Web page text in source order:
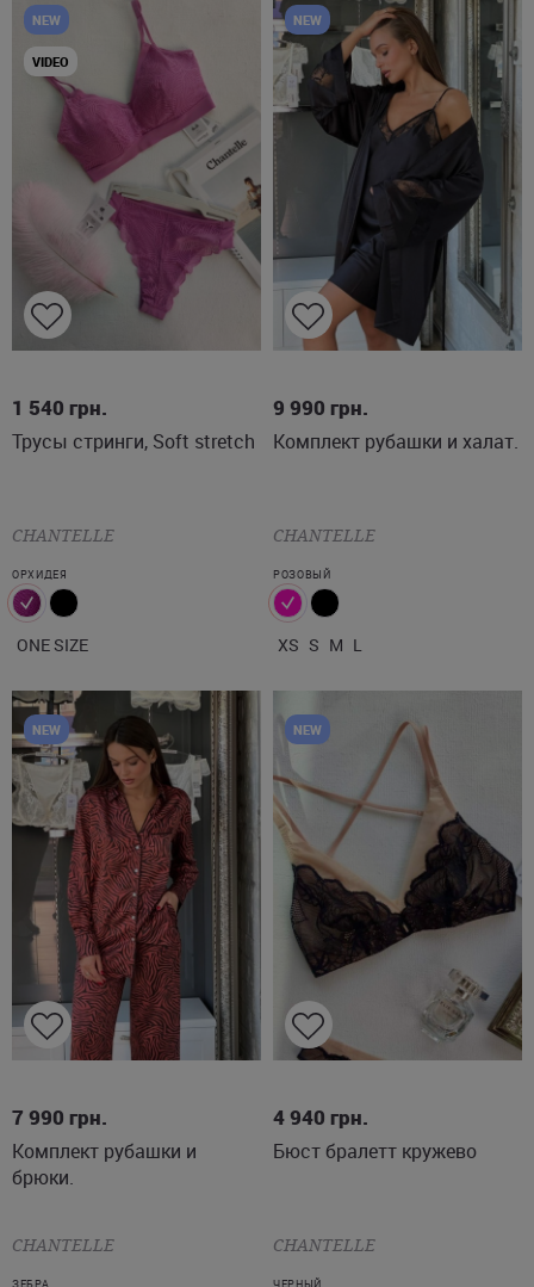
NEW
VIDEO
1 540 грн.
Трусы стринги, Soft stretch
CHANTELLE
ОРХИДЕЯ
ONE SIZE
NEW
9 990 грн.
Комплект рубашки и халат.
CHANTELLE
РОЗОВЫЙ
XS S M L
NEW
7 990 грн.
Комплект рубашки и
брюки.
CHANTELLE
NEW
4 940 грн.
Бюст бралетт кружево
CHANTELLE